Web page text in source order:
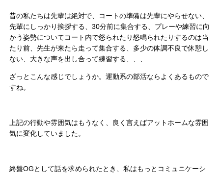
昔の私たちは先輩は絶対で、コートの準備は先輩にやらせない、
先輩にしっかり挨拶する、30分前に集合する、プレーや練習に向
かう姿勢についてコート内で怒られたり怒鳴られたりするのは当
たり前、先生が来たら走って集合する、多少の体調不良で休憩し
ない、大きな声を出し合って練習する、、、
ざっとこんな感じでしょうか。運動系の部活ならよくあるもので
すね。
上記の行動や雰囲気はもうなく、良く言えばアットホームな雰囲
気に変化していました。
終盤OGとして話を求められたとき、私はもっとコミュニケーシ